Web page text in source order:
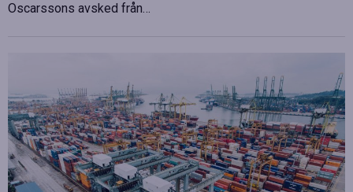
Oscarssons avsked från…